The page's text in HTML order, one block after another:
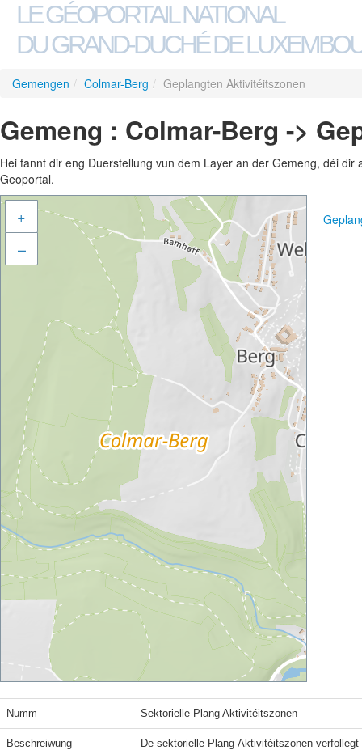
LE GÉOPORTAIL NATIONAL
DU GRAND-DUCHÉ DE
Gemengen / Colmar-Berg / Geplangten Aktivitéitszonen
Gemeng : Colmar-Berg ->
Hei fannt dir eng Duerstellung vun dem Layer an der Gemeng, déi
Geoportal.
+
–
Numm Sektorielle Plang Aktivitéitszonen
Beschreiwung
De sektorielle Plang Aktivitéitszonen